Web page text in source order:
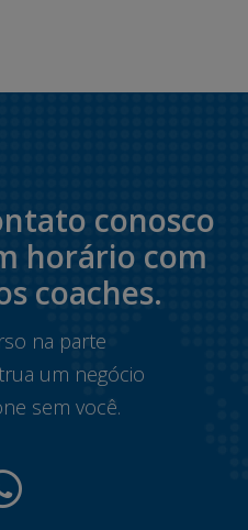
conosco
horário com
coaches.
na parte
um negócio
sem você.